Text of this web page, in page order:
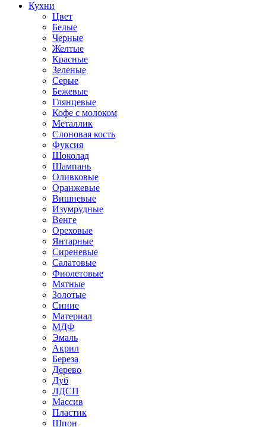
Кухни
Цвет
Белые
Черные
Желтые
Красные
Зеленые
Серые
Бежевые
Глянцевые
Кофе с молоком
Металлик
Слоновая кость
Фуксия
Шоколад
Шампань
Оливковые
Оранжевые
Вишневые
Изумрудные
Венге
Ореховые
Янтарные
Сиреневые
Салатовые
Фиолетовые
Мятные
Золотые
Синие
Материал
МДФ
Эмаль
Акрил
Береза
Дерево
Дуб
ЛДСП
Массив
Пластик
Шпон